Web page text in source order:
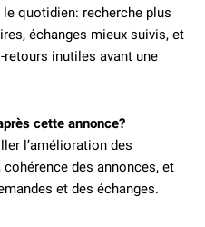
le quotidien: recherche plus
échanges mieux suivis, et
inutiles avant une
cette annonce?
l’amélioration des
des annonces, et
et des échanges.